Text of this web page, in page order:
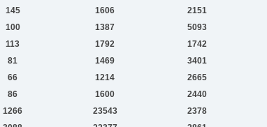
145 1606 2151
100 1387 5093
113 1792 1742
81 1469 3401
66 1214 2665
86 1600 2440
1266 23543 2378